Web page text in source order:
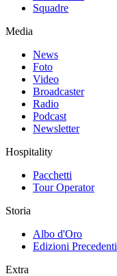
Squadre
Media
News
Foto
Video
Broadcaster
Radio
Podcast
Newsletter
Hospitality
Pacchetti
Tour Operator
Storia
Albo d'Oro
Edizioni Precedenti
Extra